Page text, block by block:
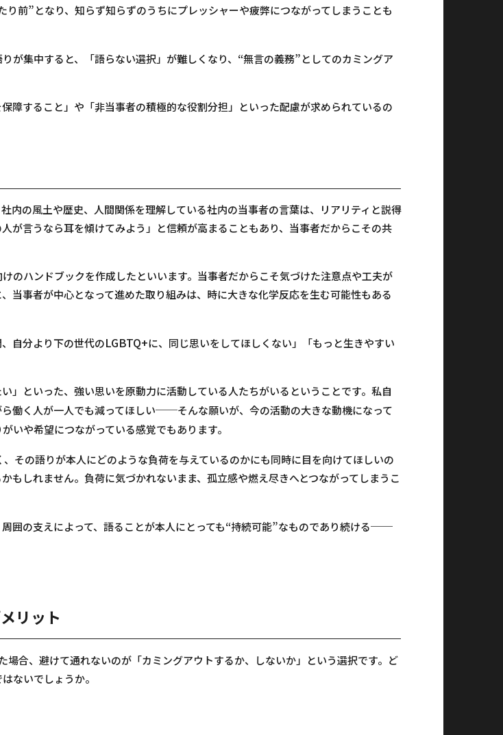
り前”となり、知らず知らずのうちにプレッシャーや疲弊につながってしまうことも
が集中すると、「語らない選択」が難しくなり、 “無言の義務”としてのカミングア
障すること」や「非当事者の積極的な役割分担」といった配慮が求められているの
内の風土や歴史、人間関係を理解している社内の当事者の言葉は、リアリティと説得
が言うなら耳を傾けてみよう」と信頼が高まることもあり、当事者だからこその共
のハンドブックを作成したといいます。当事者だからこそ気づけた注意点や工夫が
当事者が中心となって進めた取り組みは、時に大きな化学反応を生む可能性もある
自分より下の世代のLGBTQ+に、同じ思いをしてほしくない」「もっと生きやすい
」といった、強い思いを原動力に活動している人たちがいるということです。私自
働く人が一人でも減ってほしい──そんな願いが、今の活動の大きな動機になって
いや希望につながっている感覚でもあります。
その語りが本人にどのような負荷を与えているのかにも同時に目を向けてほしいの
もしれません。負荷に気づかれないまま、孤立感や燃え尽きへとつながってしまうこ
囲の支えによって、語ることが本人にとっても“持続可能”なものであり続ける──
リット
場合、避けて通れないのが「カミングアウトするか、しないか」という選択です。ど
ないでしょうか。